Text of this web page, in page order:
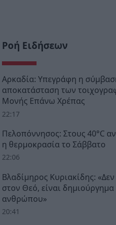
Ροή Ειδήσεων
Αρκαδία: Υπεγράφη η
αποκατάσταση των
Μονής Επάνω Χρέπας
22:17
Πελοπόννησος: Στους 40°C
η θερμοκρασία το Σάββατο
22:06
Βλαδίμηρος Κυριακίδης:
στον Θεό, είναι δημιούργημα
ανθρώπου»
20:41